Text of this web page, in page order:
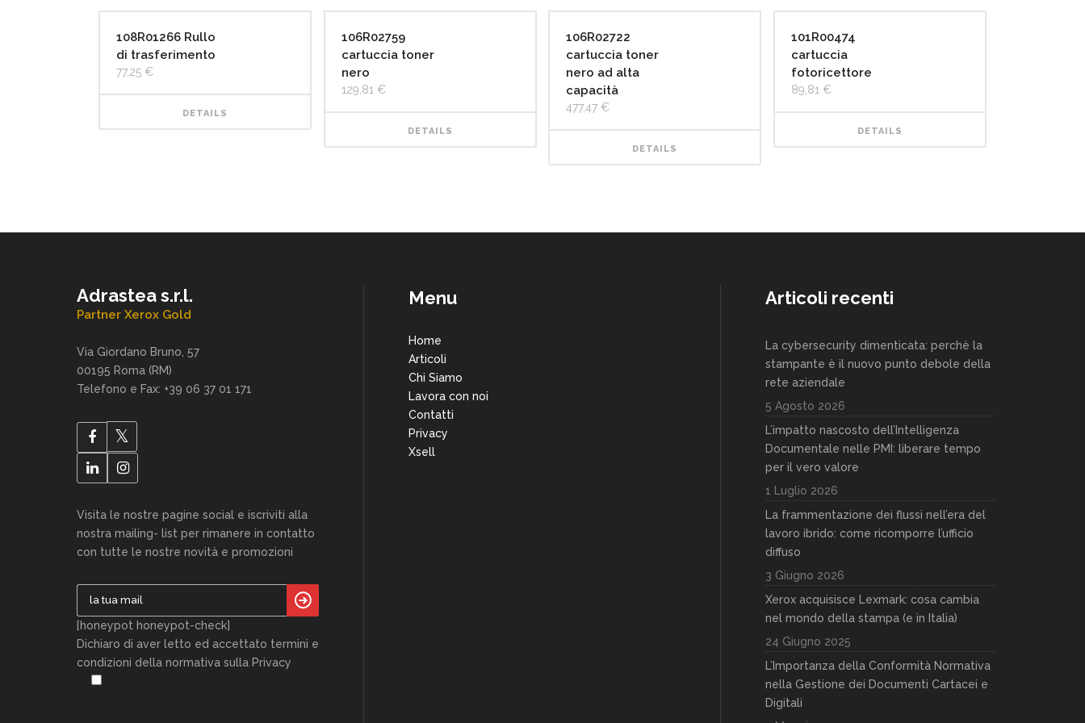
108R01266 Rullo
di trasferimento
77,25 €
DETAILS
106R02759
cartuccia toner
nero
129,81 €
DETAILS
106R02722
cartuccia toner
nero ad alta
capacità
477,47 €
DETAILS
101R00474
cartuccia
fotoricettore
89,81 €
DETAILS
Adrastea s.r.l.
Partner Xerox Gold
Via Giordano Bruno, 57
00195 Roma (RM)
Telefono e Fax: +39 06 37 01 171
Visita le nostre pagine social e iscriviti alla
nostra mailing- list per rimanere in contatto
con tutte le nostre novità e promozioni
[honeypot honeypot-check]
Dichiaro di aver letto ed accettato termini e
condizioni della normativa sulla Privacy
Menu
Home
Articoli
Chi Siamo
Lavora con noi
Contatti
Privacy
Xsell
Articoli recenti
La cybersecurity dimenticata: perchè la
stampante è il nuovo punto debole della
rete aziendale
5 Agosto 2026
L’impatto nascosto dell’Intelligenza
Documentale nelle PMI: liberare tempo
per il vero valore
1 Luglio 2026
La frammentazione dei flussi nell’era del
lavoro ibrido: come ricomporre l’ufficio
diffuso
3 Giugno 2026
Xerox acquisisce Lexmark: cosa cambia
nel mondo della stampa (e in Italia)
24 Giugno 2025
L’Importanza della Conformità Normativa
nella Gestione dei Documenti Cartacei e
Digitali